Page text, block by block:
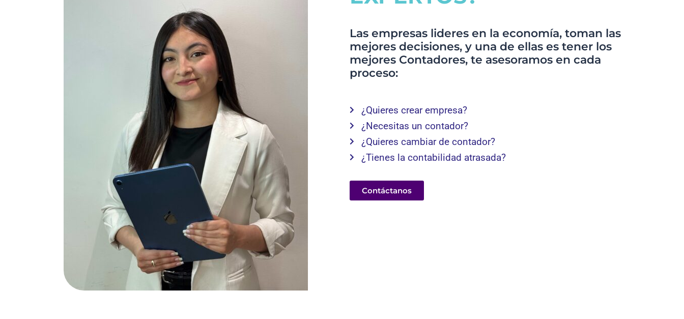
Las empresas lideres en la economía, toman las
mejores decisiones, y una de ellas es tener los
mejores Contadores, te asesoramos en cada
proceso:
¿Quieres crear empresa?
¿Necesitas un contador?
¿Quieres cambiar de contador?
¿Tienes la contabilidad atrasada?
Contáctanos